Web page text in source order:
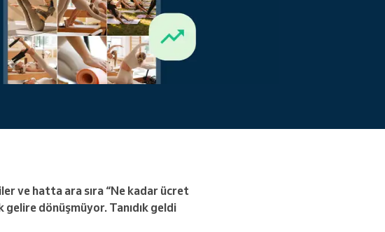
Daha fazlasını okuyun
ve hatta ara sıra “Ne kadar ücret
dönüşmüyor. Tanıdık geldi